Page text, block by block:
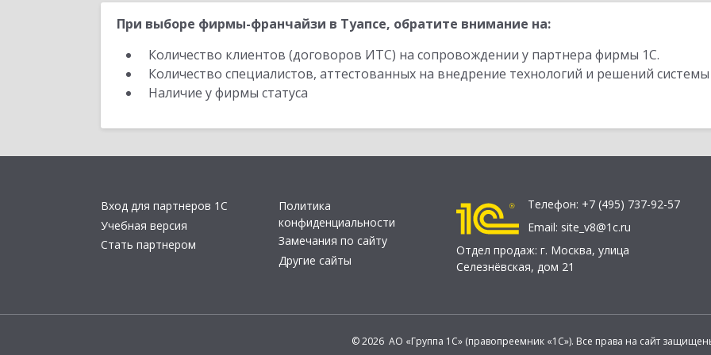
При выборе фирмы-франчайзи в Туапсе, обратите внимание на:
Количество клиентов (договоров ИТС) на сопровождении у партнера фирмы 1С.
Количество специалистов, аттестованных на внедрение технологий и решений
Наличие у фирмы статуса
Вход для партнеров 1С
Учебная версия
Стать партнером
Политика
конфиденциальности
Замечания по сайту
Другие сайты
Телефон: +7 (495) 737-92-57
Email: site_v8@1c.ru
Отдел продаж: г. Москва, улица
Селезнёвская, дом 21
© 2026 АО «Группа 1С» (правопреемник «1С»). Все права на сайт